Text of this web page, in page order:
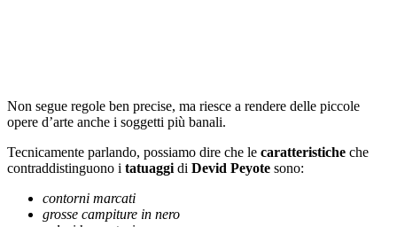
Non segue regole ben precise, ma riesce a rendere delle piccole
opere d’arte anche i soggetti più banali.
Tecnicamente parlando, possiamo dire che le caratteristiche che
contraddistinguono i tatuaggi di Devid Peyote sono:
contorni marcati
grosse campiture in nero